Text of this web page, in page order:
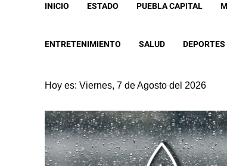
INICIO ESTADO PUEBLA CAPITAL
ENTRETENIMIENTO SALUD DEPORTES
Hoy es: Viernes, 7 de Agosto del 2026